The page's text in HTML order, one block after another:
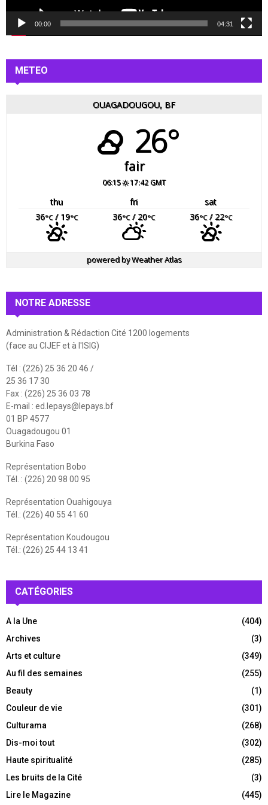
d
o
00:00 04:31
METEO
OUAGADOUGOU, BF
26°
fair
06:15 17:42 GMT
thu fri
sat
36°C/ 19°C 36°C/ 20°C 36°C/ 22°C
powered byWeather Atlas
NOTRE ADRESSE
Administration & Rédaction Cité 1200 logements
(face au CIJEF et à l'ISIG)
Tél : (226) 25 36 20 46 /
25 36 17 30
Fax : (226) 25 36 03 78
E-mail : ed.lepays@lepays.bf
01 BP 4577
Ouagadougou 01
Burkina Faso
Représentation Bobo
Tél. : (226) 20 98 00 95
Représentation Ouahigouya
Tél.: (226) 40 55 41 60
Représentation Koudougou
Tél.: (226) 25 44 13 41
CATÉGORIES
A la Une
(404)
Archives
(3)
Arts et culture
(349)
Au fil des semaines
(255)
Beauty
(1)
Couleur de vie
(301)
Culturama
(268)
Dis-moi tout
(302)
Haute spiritualité
(285)
Les bruits de la Cité
(3)
Lire le Magazine
(445)